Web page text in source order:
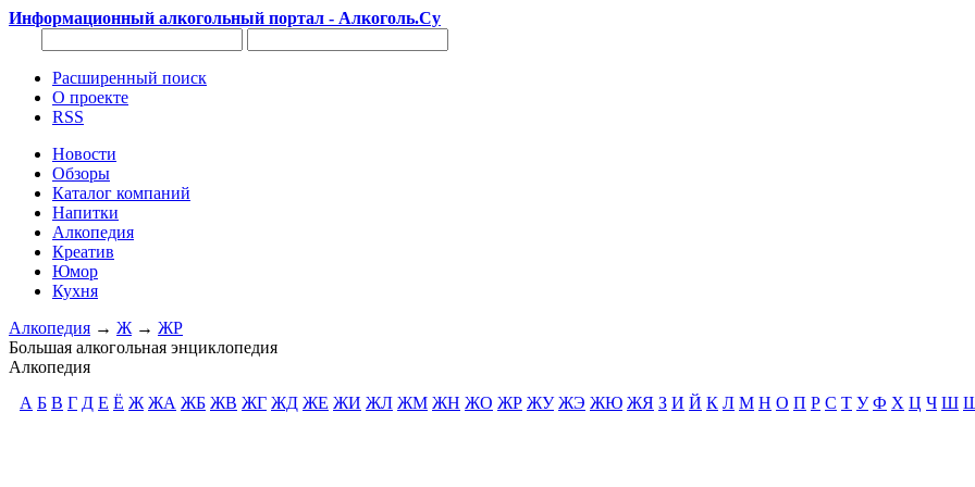
Информационный алкогольный портал - Алкоголь.Су
Расширенный поиск
О проекте
RSS
Новости
Обзоры
Каталог компаний
Напитки
Алкопедия
Креатив
Юмор
Кухня
Алкопедия → Ж → ЖР
Большая алкогольная энциклопедия
Алкопедия
А Б В Г Д Е Ё Ж ЖА ЖБ ЖВ ЖГ ЖД ЖЕ ЖИ ЖЛ ЖМ ЖН ЖО ЖР ЖУ ЖЭ ЖЮ ЖЯ З И Й К Л М Н О П Р С Т У Ф Х Ц Ч Ш